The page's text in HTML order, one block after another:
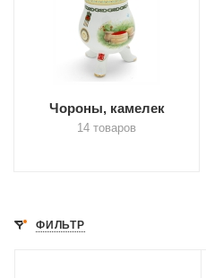
Чороны, камелек
14 товаров
ФИЛЬТР